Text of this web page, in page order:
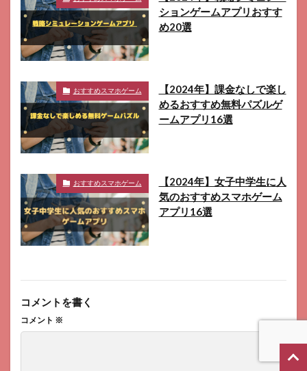
ションゲームアプリおすす
め20選
おすすめスマホゲーム
【2024年】課金なしで楽し
めるおすすめ無料パズルゲ
ームアプリ16選
おすすめスマホゲーム
【2024年】女子中学生に人
気のおすすめスマホゲーム
アプリ16選
コメントを書く
コメント ※